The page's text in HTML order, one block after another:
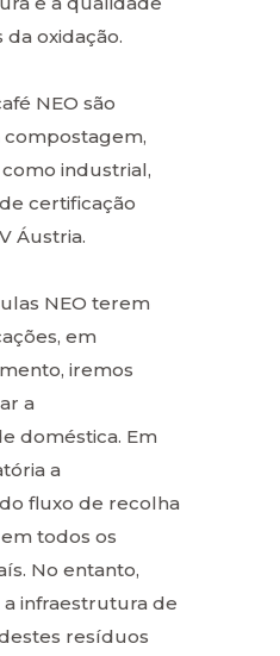
da oxidação.
NEO são
compostagem,
industrial,
certificação
Áustria.
NEO terem
em
iremos
a
doméstica. Em
a
fluxo de recolha
todos os
No entanto,
infraestrutura de
resíduos